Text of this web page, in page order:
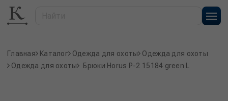
Главная Каталог Одежда для охоты Одежда для охоты
Одежда для охоты
Брюки Horus P-2 15184 green L